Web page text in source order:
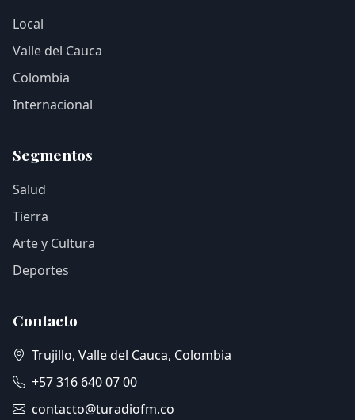
Local
Valle del Cauca
Colombia
Internacional
Segmentos
Salud
Tierra
Arte y Cultura
Deportes
Contacto
Trujillo, Valle del Cauca, Colombia
+57 316 640 07 00
contacto@turadiofm.co